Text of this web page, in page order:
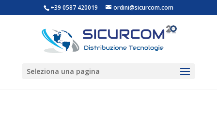
+39 0587 420019 ordini@sicurcom.com
Seleziona una pagina